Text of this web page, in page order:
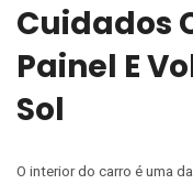
Cuidados
Painel E
Sol
O interior do carro é uma